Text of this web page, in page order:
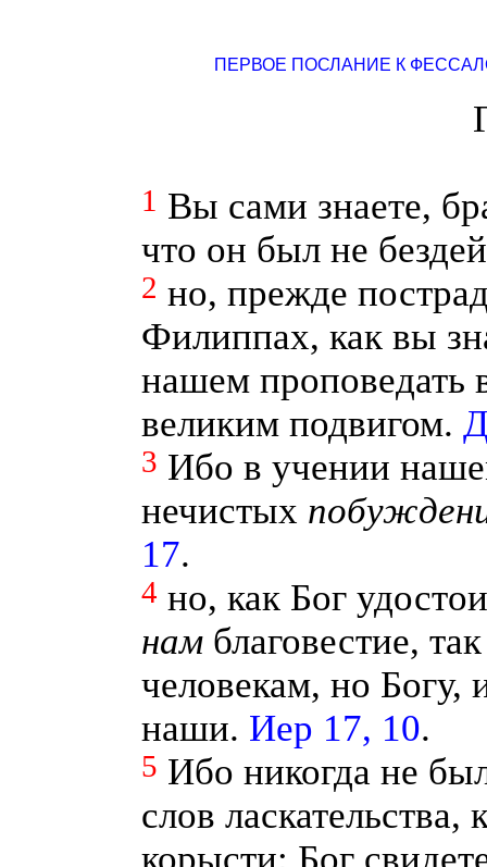
ПЕРВОЕ ПОСЛАНИЕ К
1 Вы сами знаете,
что он был не
2 но, прежде
Филиппах, как вы
нашем проповедать
великим подвигом.
3 Ибо в учении
нечистых
17.
4 но, как Бог
намблаговестие,
человекам, но
наши. Иер 17, 10.
5 Ибо никогда не
слов